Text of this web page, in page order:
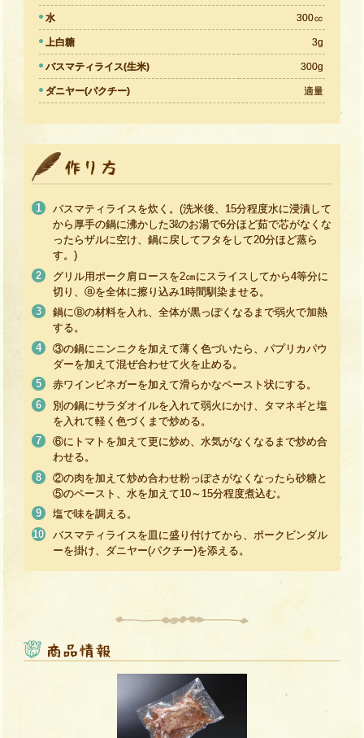
水 300㏄
上白糖 3g
バスマティライス(生米) 300g
ダニヤー(パクチー) 適量
バスマティライスを炊く。(洗米後、15分程度水に浸漬して
から厚手の鍋に沸かした3ℓのお湯で6分ほど茹で芯がなくな
ったらザルに空け、鍋に戻してフタをして20分ほど蒸ら
す。)
グリル用ポーク肩ロースを2㎝にスライスしてから4等分に
切り、ⓐを全体に擦り込み1時間馴染ませる。
鍋にⒷの材料を入れ、全体が黒っぽくなるまで弱火で加熱
する。
③の鍋にニンニクを加えて薄く色づいたら、パプリカパウ
ダーを加えて混ぜ合わせて火を止める。
赤ワインビネガーを加えて滑らかなペースト状にする。
別の鍋にサラダオイルを入れて弱火にかけ、タマネギと塩
を入れて軽く色づくまで炒める。
⑥にトマトを加えて更に炒め、水気がなくなるまで炒め合
わせる。
②の肉を加えて炒め合わせ粉っぽさがなくなったら砂糖と
⑤のペースト、水を加えて10～15分程度煮込む。
塩で味を調える。
バスマティライスを皿に盛り付けてから、ポークビンダル
ーを掛け、ダニヤー(パクチー)を添える。